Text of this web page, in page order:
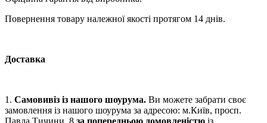
Повернення товару належної якості протягом 14 днів.
Доставка
1. Самовивіз із нашого шоурума. Ви можете забрати своє
замовлення із нашого шоурума за адресою: м.Київ, просп.
Павла Тичини, 8 за попередньою домовленістю із